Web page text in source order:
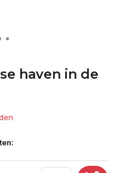
haven in de